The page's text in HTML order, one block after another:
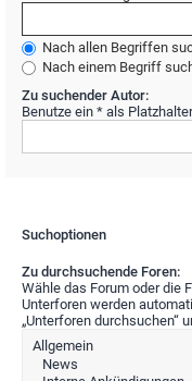
Nach allen Begriffen
Nach einem Begriff
Zu suchender Autor:
Benutze ein * als
Suchoptionen
Zu durchsuchende Foren:
Wähle das Forum oder die
Unterforen werden
„Unterforen durchsuchen“